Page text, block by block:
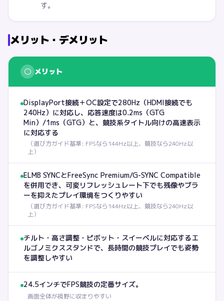
す。
メリット・デメリット
○ メリット
DisplayPort接続＋OC設定で280Hz（HDMI接続でも
240Hz）に対応し、応答速度は0.2ms（GTG
Min）/1ms（GTG）と、競技系タイトル向けの高速表示
に対応する
（選び方ガイド基準: FPSなら144Hz以上、競技なら240Hz以
上）
ELMB SYNCとFreeSync Premium/G-SYNC Compatible
を併用でき、可変リフレッシュレート下でも残像やブラ
ーを抑えたプレイ環境をつくりやすい
（選び方ガイド基準: FPSなら144Hz以上、競技なら240Hz以
上）
チルト・高さ調整・ピボット・スイーベルに対応するエ
ルゴノミクススタンドで、長時間の競技プレイでも姿勢
を調整しやすい
24.5インチでFPS競技の定番サイズ。
画面全体が視野に収まりやすい